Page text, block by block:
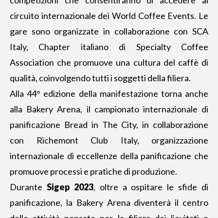
circuito internazionale dei World Coffee Events. Le
gare sono organizzate in collaborazione con SCA
Italy, Chapter italiano di Specialty Coffee
Association che promuove una cultura del caffè di
qualità, coinvolgendo tutti i soggetti della filiera.
Alla 44° edizione della manifestazione torna anche
alla Bakery Arena, il campionato internazionale di
panificazione Bread in The City, in collaborazione
con Richemont Club Italy, organizzazione
internazionale di eccellenze della panificazione che
promuove processi e pratiche di produzione.
Durante Sigep 2023, oltre a ospitare le sfide di
panificazione, la Bakery Arena diventerà il centro